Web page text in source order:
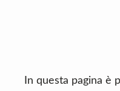
In questa pagina è